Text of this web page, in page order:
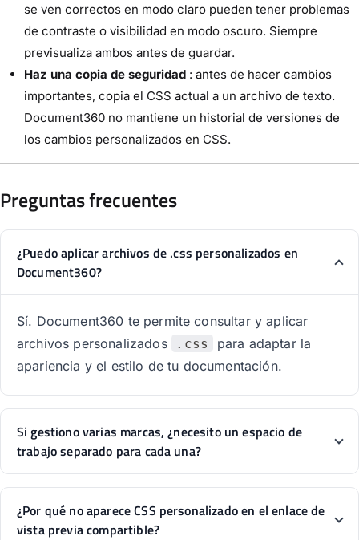
se ven correctos en modo claro pueden tener problemas
de contraste o visibilidad en modo oscuro. Siempre
previsualiza ambos antes de guardar.
Haz una copia de seguridad : antes de hacer cambios
importantes, copia el CSS actual a un archivo de texto.
Document360 no mantiene un historial de versiones de
los cambios personalizados en CSS.
Preguntas frecuentes
¿Puedo aplicar archivos de .css personalizados en
Document360?
Sí. Document360 te permite consultar y aplicar
archivos personalizados
.css
para adaptar la
apariencia y el estilo de tu documentación.
Si gestiono varias marcas, ¿necesito un espacio de
trabajo separado para cada una?
¿Por qué no aparece CSS personalizado en el enlace de
vista previa compartible?